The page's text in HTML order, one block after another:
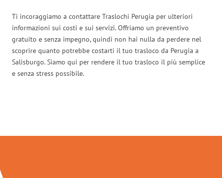
Ti incoraggiamo a contattare Traslochi Perugia per ulteriori
informazioni sui costi e sui servizi. Offriamo un preventivo
gratuito e senza impegno, quindi non hai nulla da perdere nel
scoprire quanto potrebbe costarti il tuo trasloco da Perugia a
Salisburgo. Siamo qui per rendere il tuo trasloco il più semplice
e senza stress possibile.